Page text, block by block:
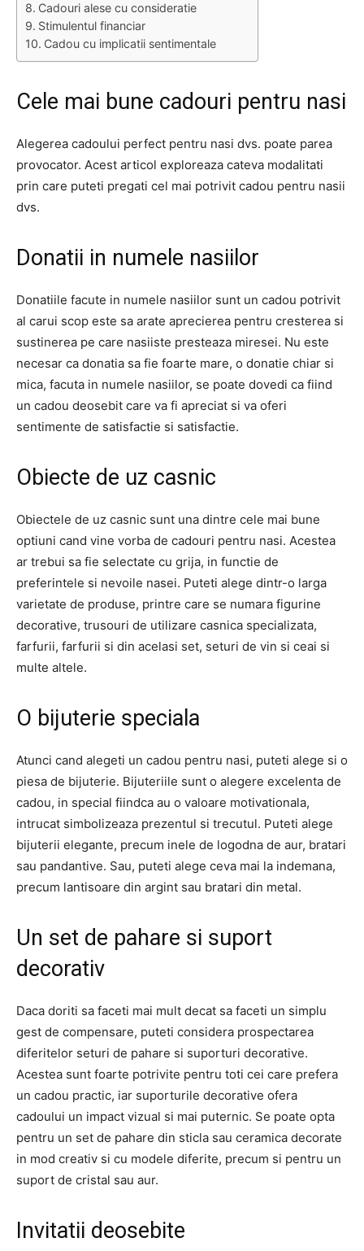
Cadouri alese cu consideratie
Stimulentul financiar
Cadou cu implicatii sentimentale
Cele mai bune cadouri pentru nasi
Alegerea cadoului perfect pentru nasi dvs. poate parea
provocator. Acest articol exploreaza cateva modalitati
prin care puteti pregati cel mai potrivit cadou pentru nasii
dvs.
Donatii in numele nasiilor
Donatiile facute in numele nasiilor sunt un cadou potrivit
al carui scop este sa arate aprecierea pentru cresterea si
sustinerea pe care nasiiste presteaza miresei. Nu este
necesar ca donatia sa fie foarte mare, o donatie chiar si
mica, facuta in numele nasiilor, se poate dovedi ca fiind
un cadou deosebit care va fi apreciat si va oferi
sentimente de satisfactie si satisfactie.
Obiecte de uz casnic
Obiectele de uz casnic sunt una dintre cele mai bune
optiuni cand vine vorba de cadouri pentru nasi. Acestea
ar trebui sa fie selectate cu grija, in functie de
preferintele si nevoile nasei. Puteti alege dintr-o larga
varietate de produse, printre care se numara figurine
decorative, trusouri de utilizare casnica specializata,
farfurii, farfurii si din acelasi set, seturi de vin si ceai si
multe altele.
O bijuterie speciala
Atunci cand alegeti un cadou pentru nasi, puteti alege si o
piesa de bijuterie. Bijuteriile sunt o alegere excelenta de
cadou, in special fiindca au o valoare motivationala,
intrucat simbolizeaza prezentul si trecutul. Puteti alege
bijuterii elegante, precum inele de logodna de aur, bratari
sau pandantive. Sau, puteti alege ceva mai la indemana,
precum lantisoare din argint sau bratari din metal.
Un set de pahare si suport
decorativ
Daca doriti sa faceti mai mult decat sa faceti un simplu
gest de compensare, puteti considera prospectarea
diferitelor seturi de pahare si suporturi decorative.
Acestea sunt foarte potrivite pentru toti cei care prefera
un cadou practic, iar suporturile decorative ofera
cadoului un impact vizual si mai puternic. Se poate opta
pentru un set de pahare din sticla sau ceramica decorate
in mod creativ si cu modele diferite, precum si pentru un
suport de cristal sau aur.
Invitatii deosebite